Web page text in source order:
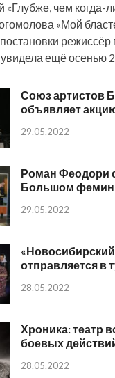
чем когда-
«Мой
ещё осенью
Союз артистов
объявляет
29.05.2022
Роман Феодори
Большом
29.05.2022
«Новосибирский
отправляется в
28.05.2022
Хроника: театр
боевых
28.05.2022